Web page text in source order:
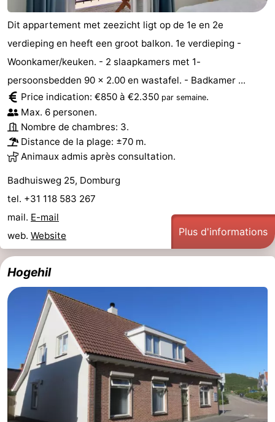
Dit appartement met zeezicht ligt op de 1e en 2e
verdieping en heeft een groot balkon. 1e verdieping -
Woonkamer/keuken. - 2 slaapkamers met 1-
persoonsbedden 90 x 2.00 en wastafel. - Badkamer ...
Price indication: €850 à €2.350 par semaine.
Max. 6 personen.
Nombre de chambres: 3.
Distance de la plage: ±70 m.
Animaux admis après consultation.
Badhuisweg 25, Domburg
tel. +31 118 583 267
mail. E-mail
web. Website Plus d'informations
Hogehil